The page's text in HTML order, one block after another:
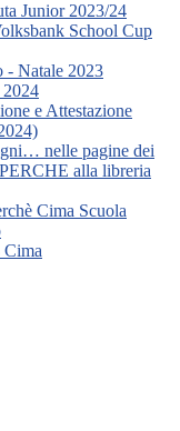
Junior 2023/24
School Cup
- Natale 2023
2024
e Attestazione
nelle pagine dei
alla libreria
Cima Scuola
Cima